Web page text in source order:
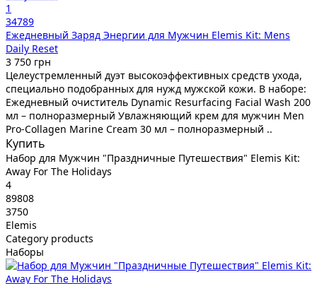
1
34789
Ежедневный Заряд Энергии для Мужчин Elemis Kit: Mens
Daily Reset
3 750 грн
Целеустремленный дуэт высокоэффективных средств ухода,
специально подобранных для нужд мужской кожи. В наборе:
Ежедневный очиститель Dynamic Resurfacing Facial Wash 200
мл – полноразмерный Увлажняющий крем для мужчин Men
Pro-Collagen Marine Cream 30 мл – полноразмерный ..
Купить
Набор для Мужчин "Праздничные Путешествия" Elemis Kit:
Away For The Holidays
4
89808
3750
Elemis
Category products
Наборы